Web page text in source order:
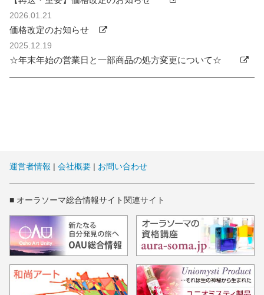
2026.01.21
価格改定のお知らせ
2025.12.19
☆年末年始の営業日と一部商品の処方変更について☆
運営者情報 | 会社概要 | お問い合わせ
■ オーラソーマ総合情報サイト関連サイト